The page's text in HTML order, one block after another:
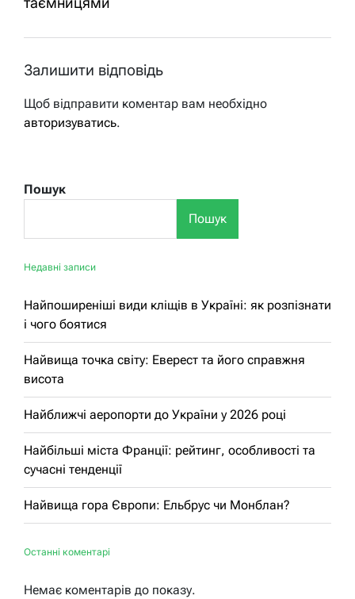
Залишити відповідь
Щоб відправити коментар вам необхідно
авторизуватись.
Пошук
Пошук
Недавні записи
Найпоширеніші види кліщів в Україні: як розпізнати
і чого боятися
Найвища точка світу: Еверест та його справжня
висота
Найближчі аеропорти до України у 2026 році
Найбільші міста Франції: рейтинг, особливості та
сучасні тенденції
Найвища гора Європи: Ельбрус чи Монблан?
Останні коментарі
Немає коментарів до показу.